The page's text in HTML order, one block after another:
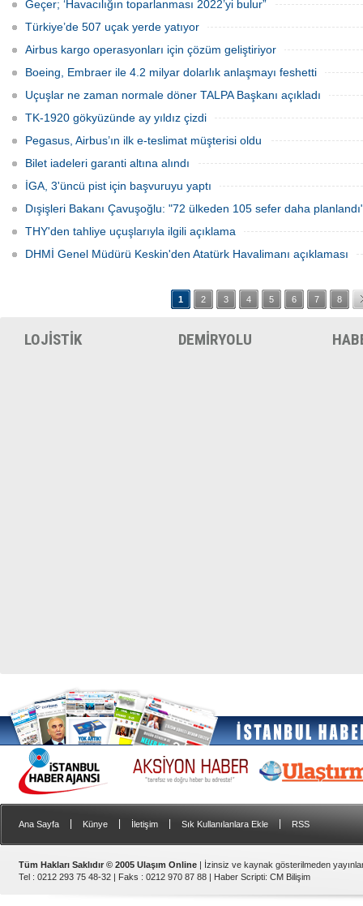
Geçer; ‘Havacılığın toparlanması 2022’yi bulur”
Türkiye’de 507 uçak yerde yatıyor
Airbus kargo operasyonları için çözüm geliştiriyor
Boeing, Embraer ile 4.2 milyar dolarlık anlaşmayı feshetti
Uçuşlar ne zaman normale döner TALPA Başkanı açıkladı
TK-1920 gökyüzünde ay yıldız çizdi
Pegasus, Airbus’ın ilk e-teslimat müşterisi oldu
Bilet iadeleri garanti altına alındı
İGA, 3'üncü pist için başvuruyu yaptı
Dışişleri Bakanı Çavuşoğlu: "72 ülkeden 105 sefer daha
THY'den tahliye uçuşlarıyla ilgili açıklama
DHMİ Genel Müdürü Keskin'den Atatürk Havalimanı açıklaması
1 2 3 4 5 6 7 8
LOJİSTİK DEMİRYOLU
Ana Sayfa Künye İletişim Sık Kullanılanlara Ekle RSS
Tüm Hakları Saklıdır © 2005 Ulaşım Online | İzinsiz ve kaynak gösterilmeden
Tel : 0212 293 75 48-32 | Faks : 0212 970 87 88 | Haber Scripti: CM Bilişim